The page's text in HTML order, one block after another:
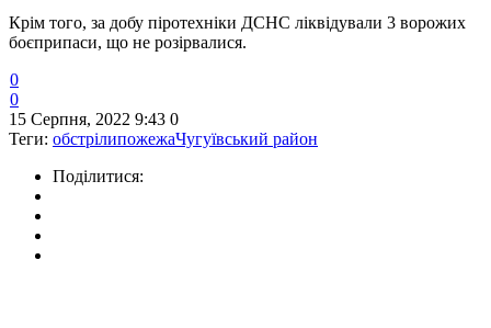
Крім того, за добу піротехніки ДСНС ліквідували 3 ворожих
боєприпаси, що не розірвалися.
0
0
15 Серпня, 2022 9:43 0
Теги: обстрілипожежаЧугуївський район
Поділитися: